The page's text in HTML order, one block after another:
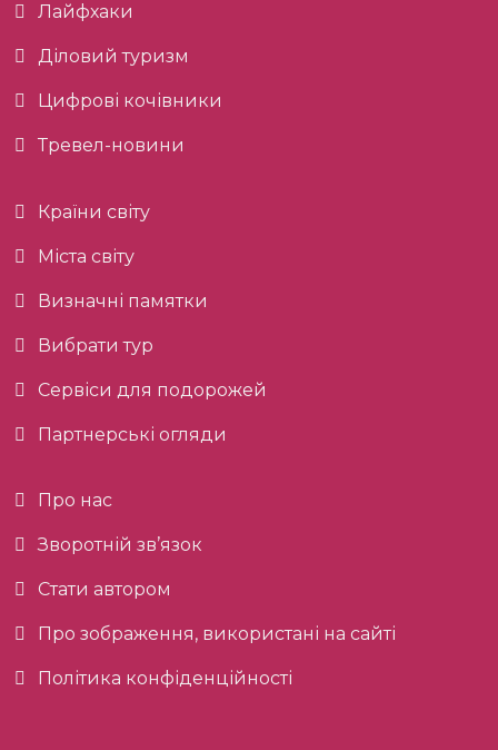
Лайфхаки
Діловий туризм
Цифрові кочівники
Тревел-новини
Країни світу
Міста світу
Визначні памятки
Вибрати тур
Сервіси для подорожей
Партнерські огляди
Про нас
Зворотній зв’язок
Стати автором
Про зображення, використані на сайті
Політика конфіденційності